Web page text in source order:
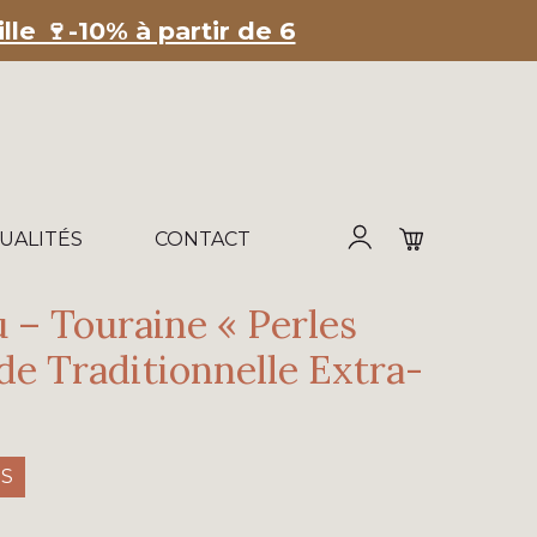
🍷-10% à partir de 6
CONTACT
– Touraine « Perles
Traditionnelle Extra-